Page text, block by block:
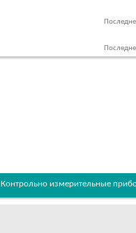
Контрольно измерительные